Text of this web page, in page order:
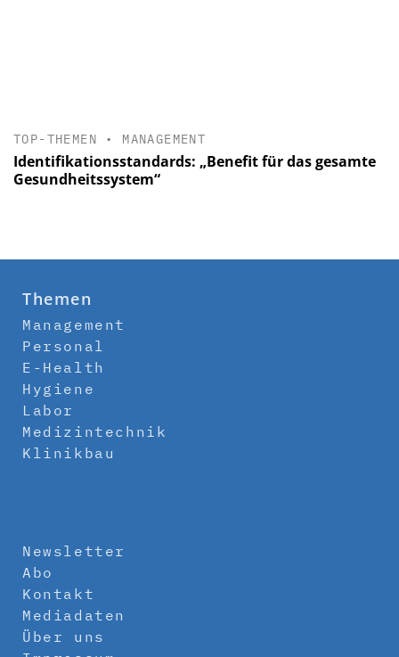
TOP-THEMEN • MANAGEMENT
Identifikationsstandards: „Benefit für das gesamte
Gesundheitssystem“
Themen
Management
Personal
E-Health
Hygiene
Labor
Medizintechnik
Klinikbau
Newsletter
Abo
Kontakt
Mediadaten
Über uns